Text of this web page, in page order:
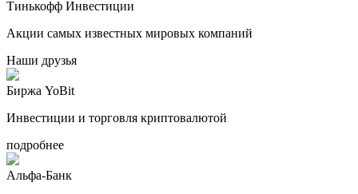
Тинькофф Инвестиции
Акции самых известных мировых компаний
Наши друзья
Биржа YoBit
Инвестиции и торговля криптовалютой
подробнее
Альфа-Банк